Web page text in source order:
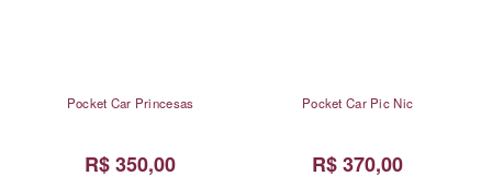
Pocket Car Princesas
R$ 350,00
Pocket Car Pic Nic
R$ 370,00